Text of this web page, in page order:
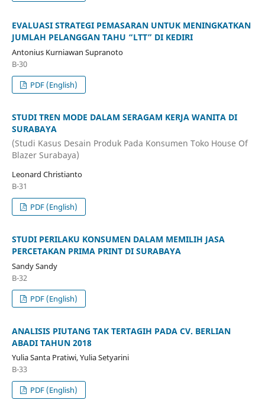
EVALUASI STRATEGI PEMASARAN UNTUK MENINGKATKAN
JUMLAH PELANGGAN TAHU “LTT” DI KEDIRI
Antonius Kurniawan Supranoto
B-30
PDF (English)
STUDI TREN MODE DALAM SERAGAM KERJA WANITA DI
SURABAYA
(Studi Kasus Desain Produk Pada Konsumen Toko House Of
Blazer Surabaya)
Leonard Christianto
B-31
PDF (English)
STUDI PERILAKU KONSUMEN DALAM MEMILIH JASA
PERCETAKAN PRIMA PRINT DI SURABAYA
Sandy Sandy
B-32
PDF (English)
ANALISIS PIUTANG TAK TERTAGIH PADA CV. BERLIAN
ABADI TAHUN 2018
Yulia Santa Pratiwi, Yulia Setyarini
B-33
PDF (English)